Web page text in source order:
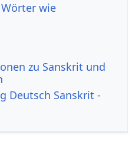
wie
zu Sanskrit und
Deutsch Sanskrit -